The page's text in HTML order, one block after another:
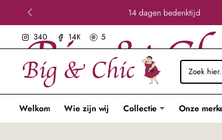
14 dagen bedenktijd
340 14K 5
Zoek
hier...
Welkom Wie zijn wij Collectie Onze